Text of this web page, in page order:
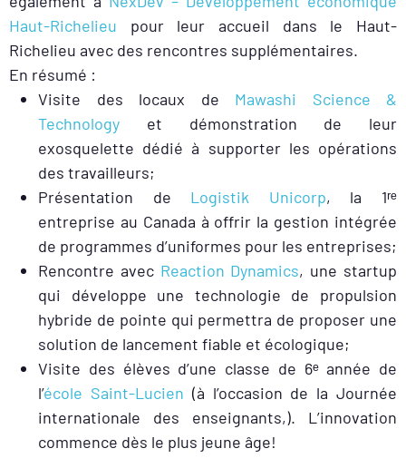
Haut-Richelieu pour leur accueil dans le Haut-
Richelieu avec des rencontres supplémentaires.
En résumé :
Visite des locaux de Mawashi Science &
Technology et démonstration de leur
exosquelette dédié à supporter les opérations
des travailleurs;
Présentation de Logistik Unicorp, la 1ʳᵉ
entreprise au Canada à offrir la gestion intégrée
de programmes d’uniformes pour les entreprises;
Rencontre avec Reaction Dynamics, une startup
qui développe une technologie de propulsion
hybride de pointe qui permettra de proposer une
solution de lancement fiable et écologique;
Visite des élèves d’une classe de 6ᵉ année de
l’école Saint-Lucien (à l’occasion de la Journée
internationale des enseignants,). L’innovation
commence dès le plus jeune âge!